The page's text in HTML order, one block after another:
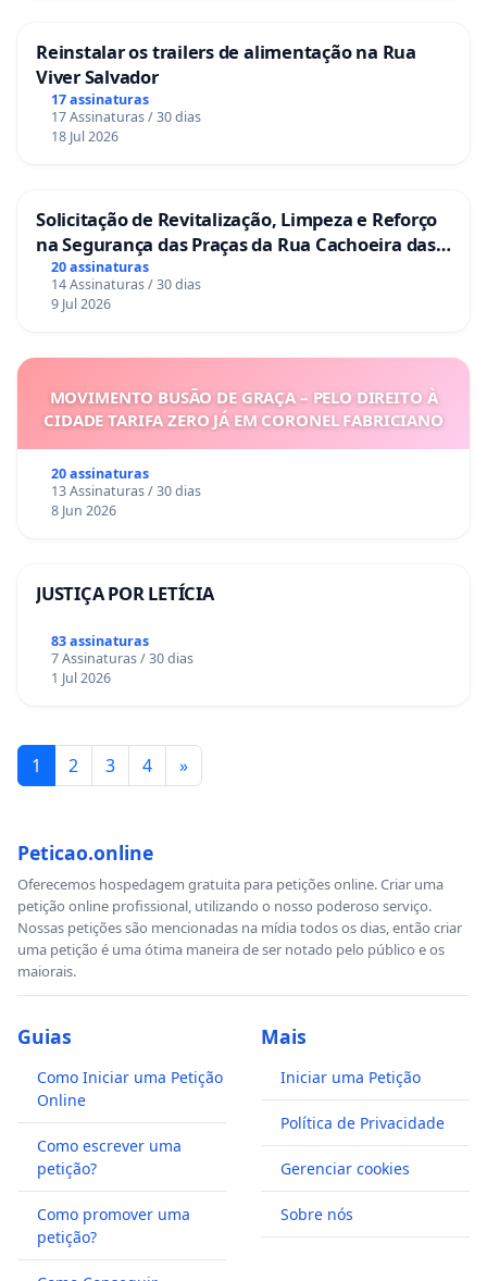
Reinstalar os trailers de alimentação na Rua
Viver Salvador
17 assinaturas
17 Assinaturas / 30 dias
18 Jul 2026
Solicitação de Revitalização, Limpeza e Reforço
na Segurança das Praças da Rua Cachoeira das
Sete Ilhas
20 assinaturas
14 Assinaturas / 30 dias
9 Jul 2026
MOVIMENTO BUSÃO DE GRAÇA – PELO DIREITO À
CIDADE TARIFA ZERO JÁ EM CORONEL FABRICIANO
20 assinaturas
13 Assinaturas / 30 dias
8 Jun 2026
JUSTIÇA POR LETÍCIA
83 assinaturas
7 Assinaturas / 30 dias
1 Jul 2026
1 2 3 4 »
Peticao.online
Oferecemos hospedagem gratuita para petições online. Criar uma
petição online profissional, utilizando o nosso poderoso serviço.
Nossas petições são mencionadas na mídia todos os dias, então criar
uma petição é uma ótima maneira de ser notado pelo público e os
maiorais.
Guias
Como Iniciar uma Petição
Online
Como escrever uma
petição?
Como promover uma
petição?
Mais
Iniciar uma Petição
Política de Privacidade
Gerenciar cookies
Sobre nós